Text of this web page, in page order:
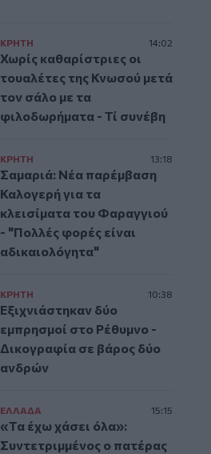
ΚΡΗΤΗ 14:02
Χωρίς καθαρίστριες οι
τουαλέτες της Κνωσού μετά
τον σάλο με τα
φιλοδωρήματα - Τί συνέβη
ΚΡΗΤΗ 13:18
Σαμαριά: Νέα παρέμβαση
Καλογερή για τα
κλεισίματα του Φαραγγιού
- "Πολλές φορές είναι
αδικαιολόγητα"
ΚΡΗΤΗ 10:38
Εξιχνιάστηκαν δύο
εμπρησμοί στο Ρέθυμνο -
Δικογραφία σε βάρος δύο
ανδρών
ΕΛΛAΔΑ 15:15
«Τα έχω χάσει όλα»:
Συντετριμμένος ο πατέρας